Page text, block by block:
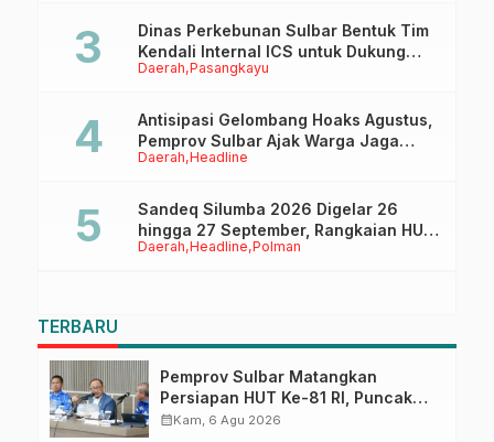
Daerah Pasangkayu
Dinas Perkebunan Sulbar Bentuk Tim
Kendali Internal ICS untuk Dukung
Sertifikasi ISPO Pekebun di
Daerah Headline
Antisipasi Gelombang Hoaks Agustus,
Pemprov Sulbar Ajak Warga Jaga
Ruang Digital
Daerah Headline Polman
Sandeq Silumba 2026 Digelar 26
hingga 27 September, Rangkaian HUT
Sulbar
TERBARU
Pemprov Sulbar Matangkan
Persiapan HUT Ke-81 RI, Puncak
Upacara di Lapangan Ahmad
calendar_monthKam, 6 Agu 2026